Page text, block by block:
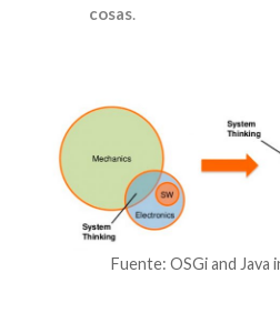
cosas.
Fuente: OSGi and Java